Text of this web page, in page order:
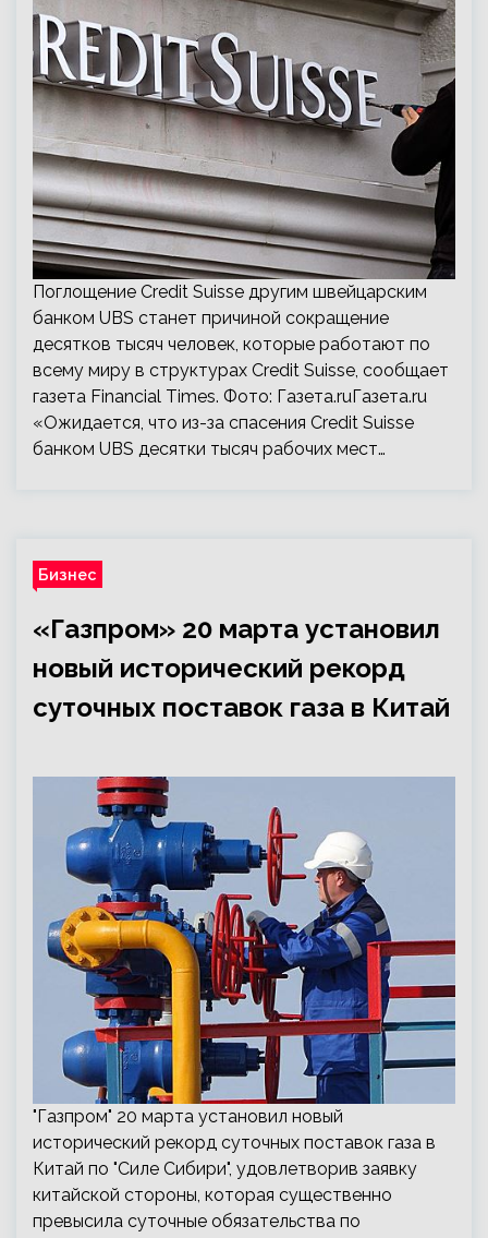
Поглощение Credit Suisse другим швейцарским
банком UBS станет причиной сокращение
десятков тысяч человек, которые работают по
всему миру в структурах Credit Suisse, сообщает
газета Financial Times. Фото: Газета.ruГазета.ru
«Ожидается, что из-за спасения Credit Suisse
банком UBS десятки тысяч рабочих мест…
Бизнес
«Газпром» 20 марта установил
новый исторический рекорд
суточных поставок газа в Китай
"Газпром" 20 марта установил новый
исторический рекорд суточных поставок газа в
Китай по "Силе Сибири", удовлетворив заявку
китайской стороны, которая существенно
превысила суточные обязательства по